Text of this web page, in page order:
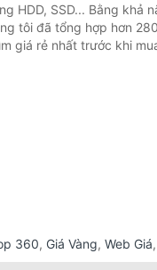
HDD, SSD... Bằng khả
tôi đã tổng hợp hơn
giá rẻ nhất trước khi
360, Giá Vàng, Web Giá,